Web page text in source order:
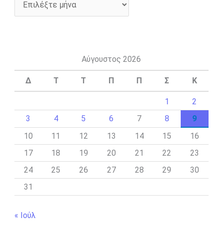
Αύγουστος 2026
Δ Τ Τ Π Π Σ Κ
1
2
3
4 5 6 7 8
9
10
11 12 13 14 15
16
17
18 19 20 21 22
23
24
25 26 27 28 29
30
31
« Ιούλ